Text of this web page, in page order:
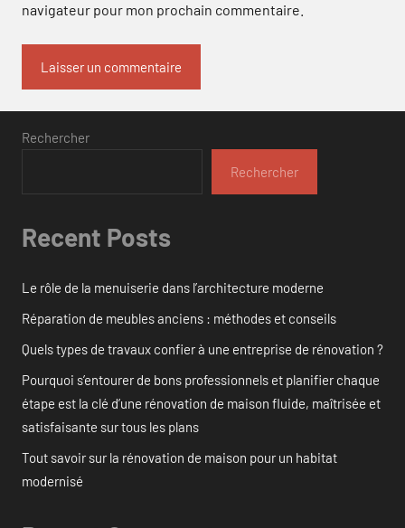
navigateur pour mon prochain commentaire.
Rechercher
Rechercher
Recent Posts
Le rôle de la menuiserie dans l’architecture moderne
Réparation de meubles anciens : méthodes et conseils
Quels types de travaux confier à une entreprise de rénovation ?
Pourquoi s’entourer de bons professionnels et planifier chaque
étape est la clé d’une rénovation de maison fluide, maîtrisée et
satisfaisante sur tous les plans
Tout savoir sur la rénovation de maison pour un habitat
modernisé